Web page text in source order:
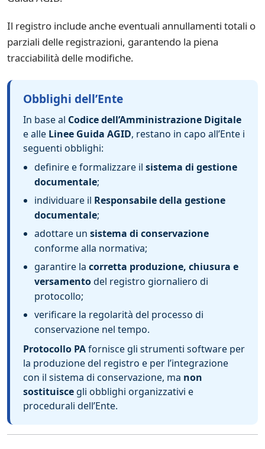
Il registro include anche eventuali annullamenti totali o
parziali delle registrazioni, garantendo la piena
tracciabilità delle modifiche.
Obblighi dell’Ente
In base al Codice dell’Amministrazione Digitale
e alle Linee Guida AGID, restano in capo all’Ente i
seguenti obblighi:
definire e formalizzare ilsistema di gestione
documentale;
individuare il Responsabile della gestione
documentale;
adottare unsistema di conservazione
conforme alla normativa;
garantire lacorretta produzione, chiusura e
versamentodel registro giornaliero di
protocollo;
verificare la regolarità del processo di
conservazione nel tempo.
Protocollo PAfornisce gli strumenti software per
la produzione del registro e per l’integrazione
con il sistema di conservazione, ma non
sostituisce gli obblighi organizzativi e
procedurali dell’Ente.